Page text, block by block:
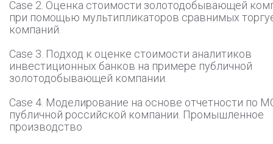
Case 2. Оценка стоимости золотодобывающей
при помощью мультипликаторов сравнимых
компаний.
Case 3. Подход к оценке стоимости аналитиков
инвестиционных банков на примере публичной
золотодобывающей компании.
Case 4. Моделирование на основе отчетности по
публичной российской компании. Промышленное
производство